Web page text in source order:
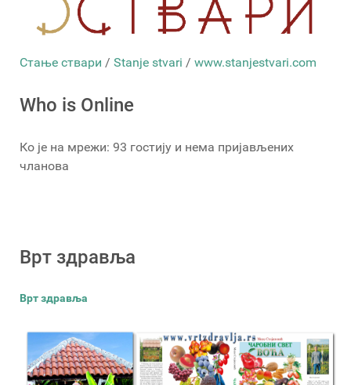
Стање ствари / Stanje stvari / www.stanjestvari.com
Who is Online
Ко је на мрежи: 93 гостију и нема пријављених
чланова
Врт здравља
Врт здравља